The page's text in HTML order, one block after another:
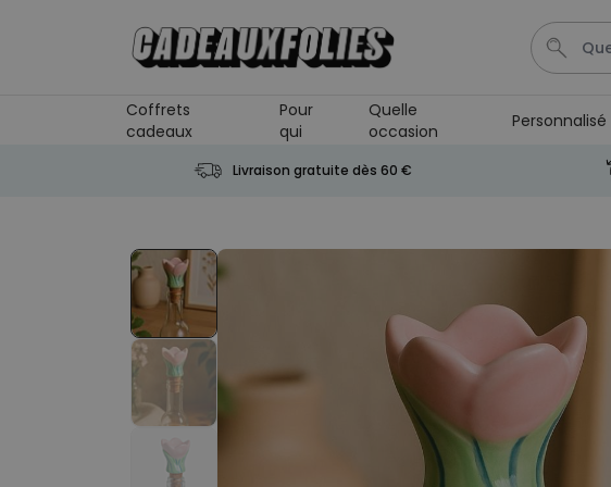
Coffrets
cadeaux
Pour
qui
Quelle
occasion
Personnalisé
Livraison gratuite dès 60 €